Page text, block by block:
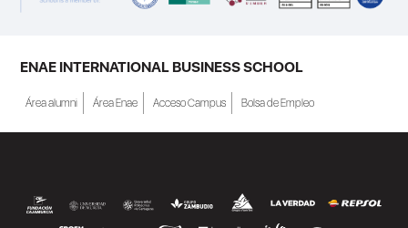
ENAE INTERNATIONAL BUSINESS SCHOOL
Área alumni Área Enae Acceso Campus Bolsa de Empleo